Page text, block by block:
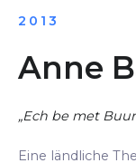
2013
Anne
„Ech be met
Eine ländliche